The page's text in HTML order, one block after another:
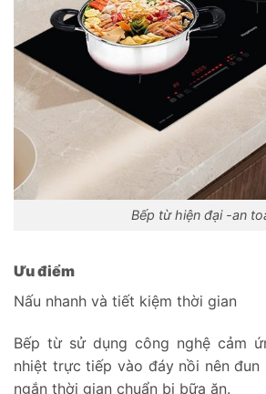
Bếp từ hiện đại -an
Ưu điểm
Nấu nhanh và tiết kiệm thời gian
Bếp từ sử dụng công nghệ cảm
nhiệt trực tiếp vào đáy nồi nên đun
ngắn thời gian chuẩn bị bữa ăn.